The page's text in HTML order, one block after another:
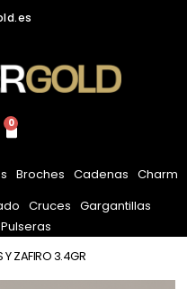
0
Broches Cadenas Charm
Cruces Gargantillas
Pulseras
ZAFIRO 3.4GR